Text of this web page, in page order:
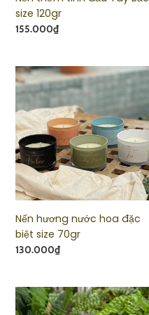
size 120gr
Giá
155.000₫
Nến
hương
nước
hoa
đặc
biệt
size
70gr
Nến hương nước hoa đặc
biệt size 70gr
Giá
130.000₫
BST
Wild